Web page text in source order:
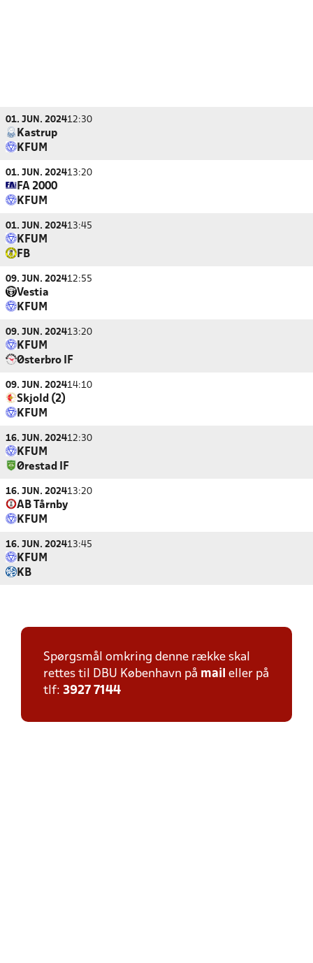
01. JUN. 202412:30
Kastrup
KFUM
01. JUN. 202413:20
FA 2000
KFUM
01. JUN. 202413:45
KFUM
FB
09. JUN. 202412:55
Vestia
KFUM
09. JUN. 202413:20
KFUM
Østerbro IF
09. JUN. 202414:10
Skjold (2)
KFUM
16. JUN. 202412:30
KFUM
Ørestad IF
16. JUN. 202413:20
AB Tårnby
KFUM
16. JUN. 202413:45
KFUM
KB
Spørgsmål omkring denne række skal
rettes til DBU København på mail eller på
tlf: 3927 7144